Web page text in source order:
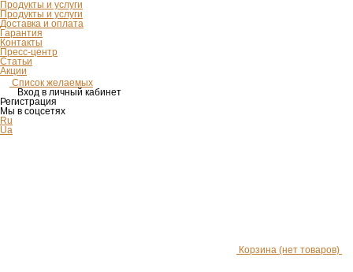
Продукты и услуги
Продукты и услуги
Доставка и оплата
Гарантия
Контакты
Пресс-центр
Статьи
Акции
Список желаемых
Вход в личный кабинет
Регистрация
Мы в соцсетях
Ru
Ua
Корзина (нет товаров)